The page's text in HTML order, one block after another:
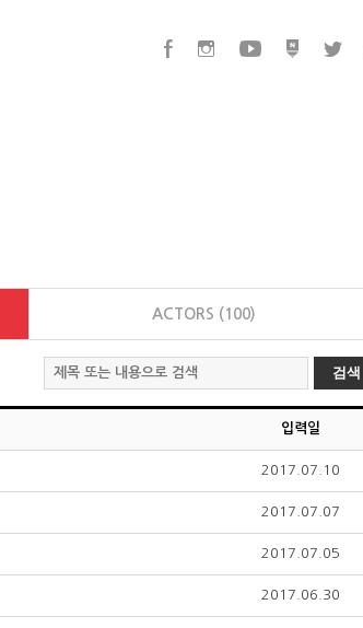
ACTORS (100)
검색
입력일
2017.07.10
2017.07.07
2017.07.05
2017.06.30